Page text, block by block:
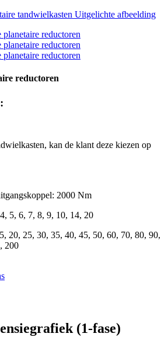
reductoren
kan de klant deze kiezen op
2000 Nm
5, 6, 7, 8, 9, 10, 14, 20
20, 25, 30, 35, 40, 45, 50, 60, 70, 80, 90,
200
(1-fase)